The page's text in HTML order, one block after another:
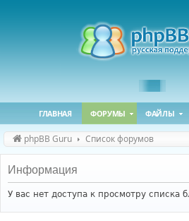
ГЛАВНАЯ ФОРУМЫ ФАЙЛЫ
phpBB Guru Список форумов
Информация
У вас нет доступа к просмотру списка